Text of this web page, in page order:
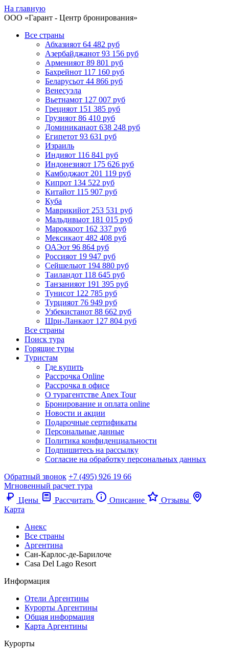
На главную
ООО «Гарант - Центр бронирования»
Все страны
Абхазияот 64 482 руб
Азербайджанот 93 156 руб
Арменияот 89 801 руб
Бахрейнот 117 160 руб
Беларусьот 44 866 руб
Венесуэла
Вьетнамот 127 007 руб
Грецияот 151 385 руб
Грузияот 86 410 руб
Доминиканаот 638 248 руб
Египетот 93 631 руб
Израиль
Индияот 116 841 руб
Индонезияот 175 626 руб
Камбоджаот 201 119 руб
Кипрот 134 522 руб
Китайот 115 907 руб
Куба
Маврикийот 253 531 руб
Мальдивыот 181 015 руб
Мароккоот 162 337 руб
Мексикаот 482 408 руб
ОАЭот 96 864 руб
Россияот 19 947 руб
Сейшелыот 194 880 руб
Таиландот 118 645 руб
Танзанияот 191 395 руб
Тунисот 122 785 руб
Турцияот 76 949 руб
Узбекистанот 88 662 руб
Шри-Ланкаот 127 804 руб
Все страны
Поиск тура
Горящие туры
Туристам
Где купить
Рассрочка Online
Рассрочка в офисе
О турагентстве Anex Tour
Бронирование и оплата online
Новости и акции
Подарочные сертификаты
Персональные данные
Политика конфиденциальности
Подпишитесь на рассылку
Согласие на обработку персональных данных
Обратный звонок +7 (495) 926 19 66
Мгновенный расчет тура
Цены
Рассчитать Описание
Отзывы
Карта
Анекс
Все страны
Аргентина
Сан-Карлос-де-Барилоче
Casa Del Lago Resort
Информация
Отели Аргентины
Курорты Аргентины
Общая информация
Карта Аргентины
Курорты